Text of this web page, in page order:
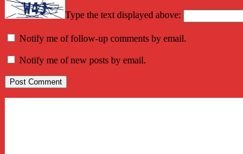
Type the text displayed above:
Notify me of follow-up comments by email.
Notify me of new posts by email.